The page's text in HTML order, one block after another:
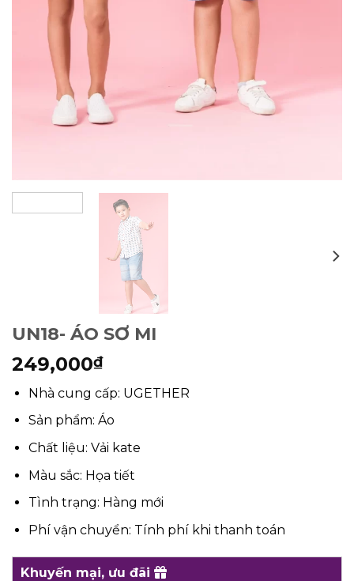
UN18- ÁO SƠ MI
249,000₫
Nhà cung cấp: UGETHER
Sản phẩm: Áo
Chất liệu: Vải kate
Màu sắc: Họa tiết
Tình trạng: Hàng mới
Phí vận chuyển: Tính phí khi thanh toán
Khuyến mại, ưu đãi